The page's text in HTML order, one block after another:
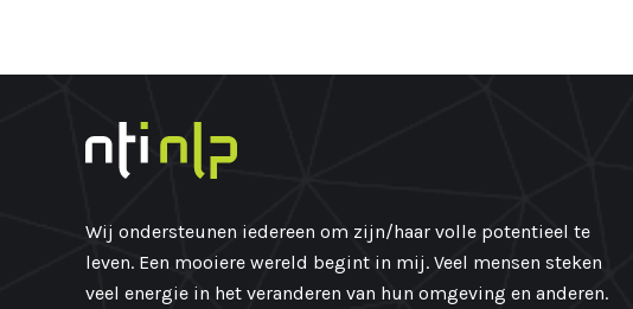
Wij ondersteunen iedereen om zijn/haar volle potentieel te
leven. Een mooiere wereld begint in mij. Veel mensen steken
veel energie in het veranderen van hun omgeving en anderen.